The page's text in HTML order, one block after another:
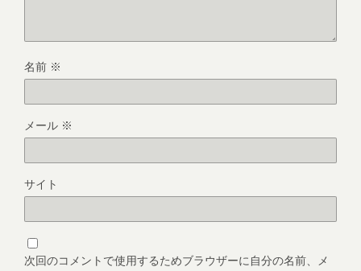
名前 ※
メール ※
サイト
次回のコメントで使用するためブラウザーに自分の名前、メ